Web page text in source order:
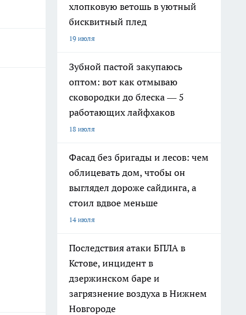
хлопковую ветошь в уютный
бисквитный плед
19 июля
Зубной пастой закупаюсь
оптом: вот как отмываю
сковородки до блеска — 5
работающих лайфхаков
18 июля
Фасад без бригады и лесов: чем
облицевать дом, чтобы он
выглядел дороже сайдинга, а
стоил вдвое меньше
14 июля
Последствия атаки БПЛА в
Кстове, инцидент в
дзержинском баре и
загрязнение воздуха в Нижнем
Новгороде